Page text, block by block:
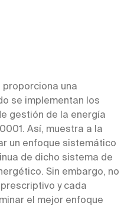
proporciona una
se implementan los
gestión de la energía
Así, muestra a la
un enfoque sistemático
de dicho sistema de
Sin embargo, no
y cada
el mejor enfoque